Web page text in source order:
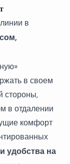
в
в своем
стороны,
в отдалении
комфорт
удобства на